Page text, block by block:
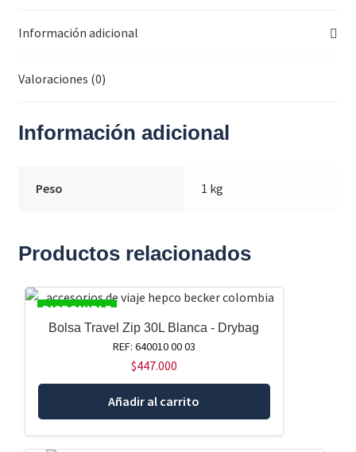
Información adicional
Valoraciones (0)
Información adicional
Peso 1 kg
Productos relacionados
DISPONIBLE
Bolsa Travel Zip 30L Blanca - Drybag
REF: 640010 00 03
$447.000
Añadir al carrito